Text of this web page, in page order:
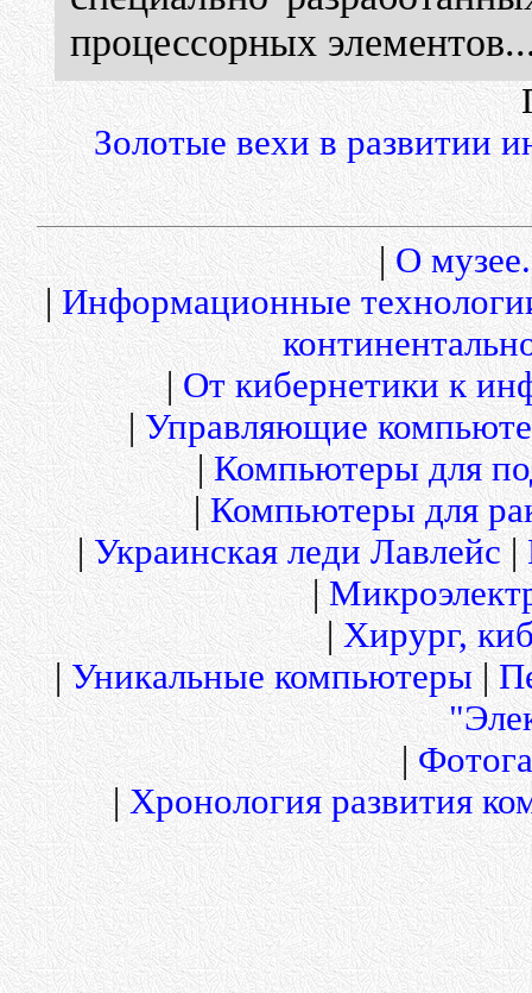
процессорных
Золотые вехи в развитии
|О
|Информационные
|От кибернетики к
|Управляющие
|Компьютеры для
|Компьютеры для
| Украинская леди Лавлейс|
|
|Хирург,
|Уникальные компьютеры|
|
|Хронология развития